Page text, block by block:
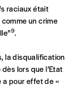
raciaux était
un crime
9.
la disqualification
lors que l’Etat
a pour effet de «